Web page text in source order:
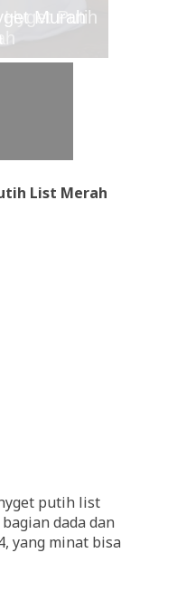
Putih
Murah
Putih
List Merah
putih list
dada dan
yang minat bisa